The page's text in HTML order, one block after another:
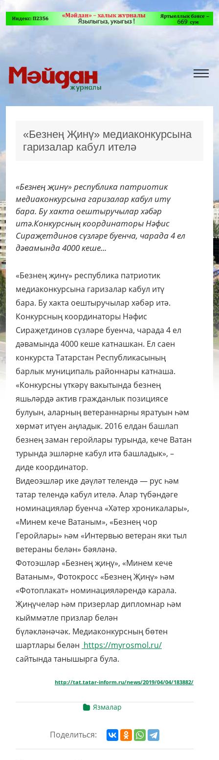
«Безнең Җинү» медиаконкурсына
гаризалар кабул ителә
«Безнең җинү» республика патриотик
медиаконкурсына гаризалар кабул итү
бара. Бу хакта оештыручылар хәбәр
итә.Конкурсның координаторы Нәфис
Сираҗетдинов сүзләре буенча, чарада 4 ел
дәвамында 4000 кеше...
«Безнең җинү» республика патриотик
медиаконкурсына гаризалар кабул итү
бара. Бу хакта оештыручылар хәбәр итә.
Конкурсның координаторы Нәфис
Сираҗетдинов сүзләре буенча, чарада 4 ел
дәвамында 4000 кеше катнашкан. Ел саен
конкурста Татарстан Республикасының
барлык муниципаль районнары катнаша.
«Конкурсны үткәрү вакытында безнең
яшьләрдә актив гражданлык позициясе
булуын, аларның ветераннарны яратуын һәм
хөрмәт итүен аңладык. 2016 елдан башлап
безнең заман геройлары турында, кече Ватан
турында эшләрне кабул итә башладык», –
диде координатор.
Видеоэшләр ике дәүләт телендә — рус һәм
татар телендә кабул ителә. Алар түбәндәге
номинацияләр буенча «Хәтер хроникалары»,
«Минем кече Ватаным», «Безнең чор
Геройлары» һәм «Интервью ветеран яки тыл
ветераны белән» бәяләнә.
Фотоэшләр «Безнең җиңү», «Минем кече
Ватаным», Фотокросс «Безнең Җиңү» һәм
«Фотоплакат» номинацияләрендә карала.
Җиңүчеләр һәм призерлар дипломнар һәм
кыйммәтле призлар белән
бүләкләнәчәк. Медиаконкурсның бөтен
шартлары белән https://myrosmol.ru/
сайтында танышырга була.
http://tat.tatar-inform.ru/news/2019/04/04/183882/
Язмалар
Поделиться: